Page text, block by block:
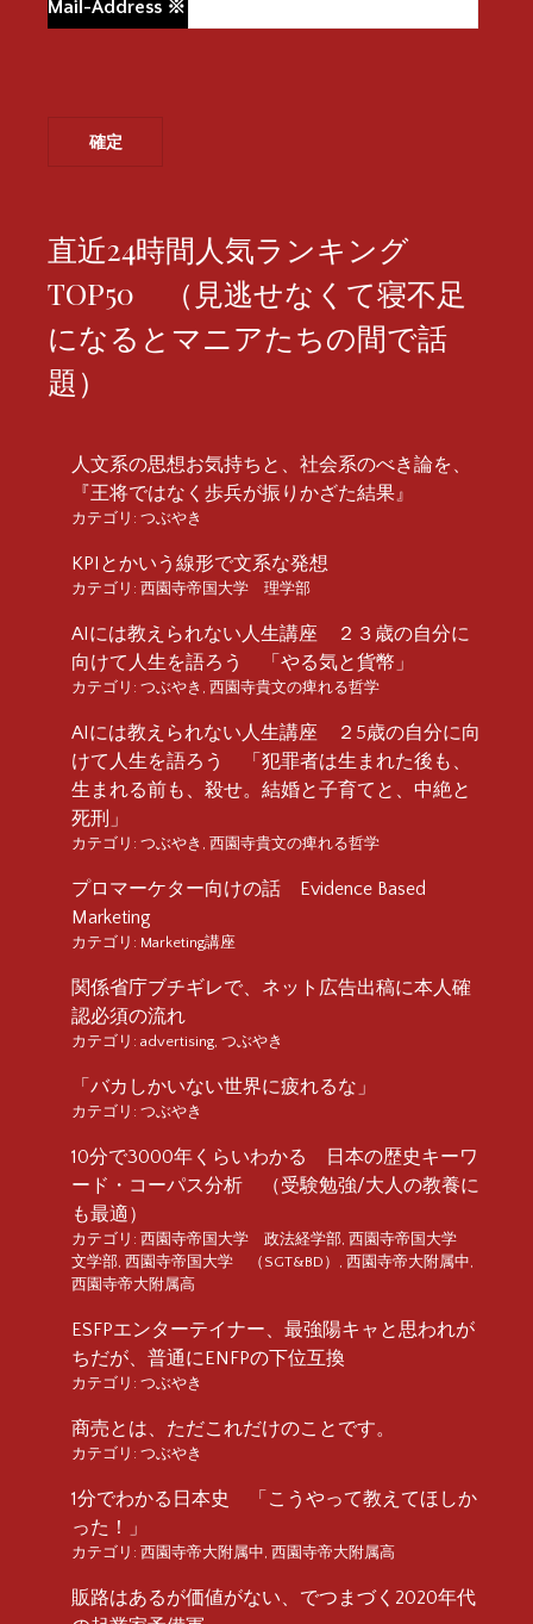
Mail-Address ※
直近24時間人気ランキング
TOP50 （見逃せなくて寝不足
になるとマニアたちの間で話
題）
人文系の思想お気持ちと、社会系のべき論を、
『王将ではなく歩兵が振りかざた結果』
カテゴリ: つぶやき
KPIとかいう線形で文系な発想
カテゴリ: 西園寺帝国大学 理学部
AIには教えられない人生講座 ２３歳の自分に
向けて人生を語ろう 「やる気と貨幣」
カテゴリ: つぶやき 西園寺貴文の痺れる哲学
AIには教えられない人生講座 ２5歳の自分に向
けて人生を語ろう 「犯罪者は生まれた後も、
生まれる前も、殺せ。結婚と子育てと、中絶と
死刑」
カテゴリ: つぶやき 西園寺貴文の痺れる哲学
プロマーケター向けの話 Evidence Based
Marketing
カテゴリ: Marketing講座
関係省庁ブチギレで、ネット広告出稿に本人確
認必須の流れ
カテゴリ: advertising つぶやき
「バカしかいない世界に疲れるな」
カテゴリ: つぶやき
10分で3000年くらいわかる 日本の歴史キーワ
ード・コーパス分析 （受験勉強/大人の教養に
も最適）
カテゴリ: 西園寺帝国大学 政法経学部 西園寺帝国大学
文学部 西園寺帝国大学 （SGT&BD） 西園寺帝大附属中
西園寺帝大附属高
ESFPエンターテイナー、最強陽キャと思われが
ちだが、普通にENFPの下位互換
カテゴリ: つぶやき
商売とは、ただこれだけのことです。
カテゴリ: つぶやき
1分でわかる日本史 「こうやって教えてほしか
った！」
カテゴリ: 西園寺帝大附属中 西園寺帝大附属高
販路はあるが価値がない、でつまづく2020年代